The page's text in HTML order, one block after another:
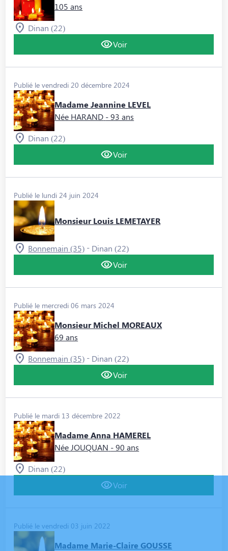
105 ans
Dinan (22)
Voir
Publié le vendredi 20 décembre 2024
Madame Jeannine LEVEL
Née HARAND - 93 ans
Dinan (22)
Voir
Publié le lundi 24 juin 2024
Monsieur Louis LEMETAYER
Bonnemain (35) - Dinan (22)
Voir
Publié le mercredi 06 mars 2024
Monsieur Michel MOREAUX
69 ans
Bonnemain (35) - Dinan (22)
Voir
Publié le mardi 13 décembre 2022
Madame Anna HAMEREL
Née JOUQUAN - 90 ans
Dinan (22)
Voir
Publié le vendredi 03 juin 2022
Madame Marie-Claire GOUSSE